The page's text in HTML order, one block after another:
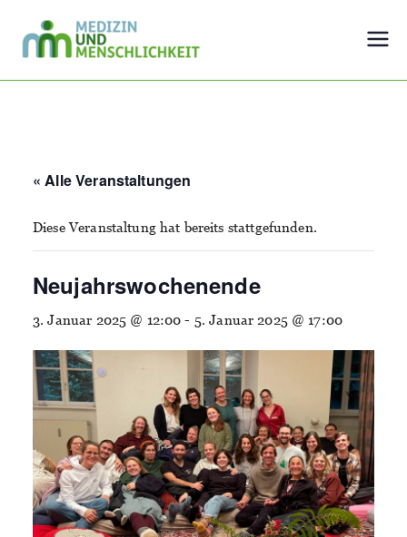
Inhalt
springen
Menschlichkeit
« Alle Veranstaltungen
Diese Veranstaltung hat bereits stattgefunden.
Neujahrswochenende
3. Januar 2025 @ 12:00 - 5. Januar 2025 @ 17:00